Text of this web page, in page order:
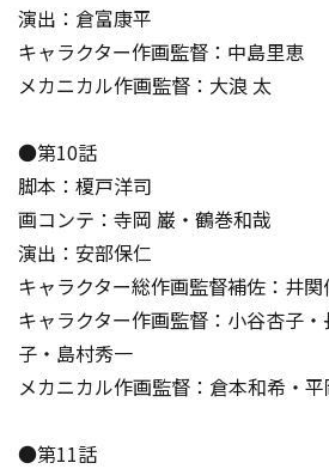
演出：倉富康平
キャラクター作画監督：中島里恵
メカニカル作画監督：大浪 太
●第10話
脚本：榎戸洋司
画コンテ：寺岡 巌・鶴巻和哉
演出：安部保仁
キャラクター総作画監督補佐：井関
キャラクター作画監督：小谷杏子
子・島村秀一
メカニカル作画監督：倉本和希・
●第11話